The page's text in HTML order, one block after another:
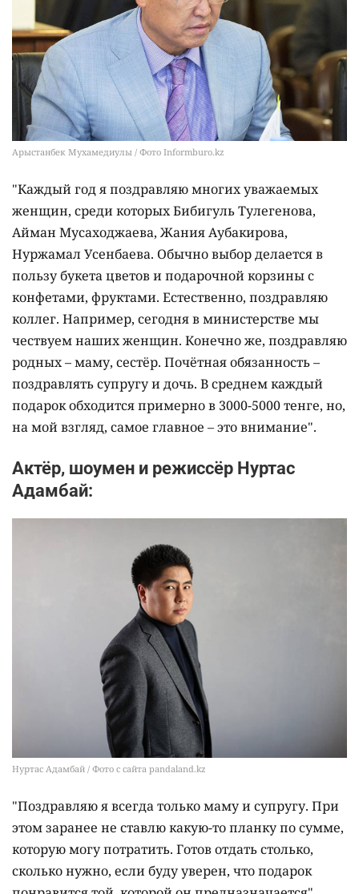
Арыстанбек Мухамедиулы / Фото Informburo.kz
"Каждый год я поздравляю многих уважаемых
женщин, среди которых Бибигуль Тулегенова,
Айман Мусаходжаева, Жания Аубакирова,
Нуржамал Усенбаева. Обычно выбор делается в
пользу букета цветов и подарочной корзины с
конфетами, фруктами. Естественно, поздравляю
коллег. Например, сегодня в министерстве мы
чествуем наших женщин. Конечно же, поздравляю
родных – маму, сестёр. Почётная обязанность –
поздравлять супругу и дочь. В среднем каждый
подарок обходится примерно в 3000-5000 тенге, но,
на мой взгляд, самое главное – это внимание".
Актёр, шоумен и режиссёр Нуртас
Адамбай:
Нуртас Адамбай / Фото с сайта pandaland.kz
"Поздравляю я всегда только маму и супругу. При
этом заранее не ставлю какую-то планку по сумме,
которую могу потратить. Готов отдать столько,
сколько нужно, если буду уверен, что подарок